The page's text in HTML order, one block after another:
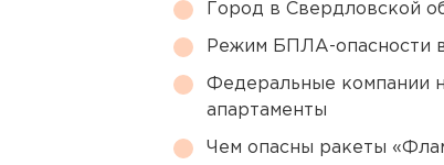
Город в Свердловской
Режим БПЛА-опасности
Федеральные компании
апартаменты
Чем опасны ракеты